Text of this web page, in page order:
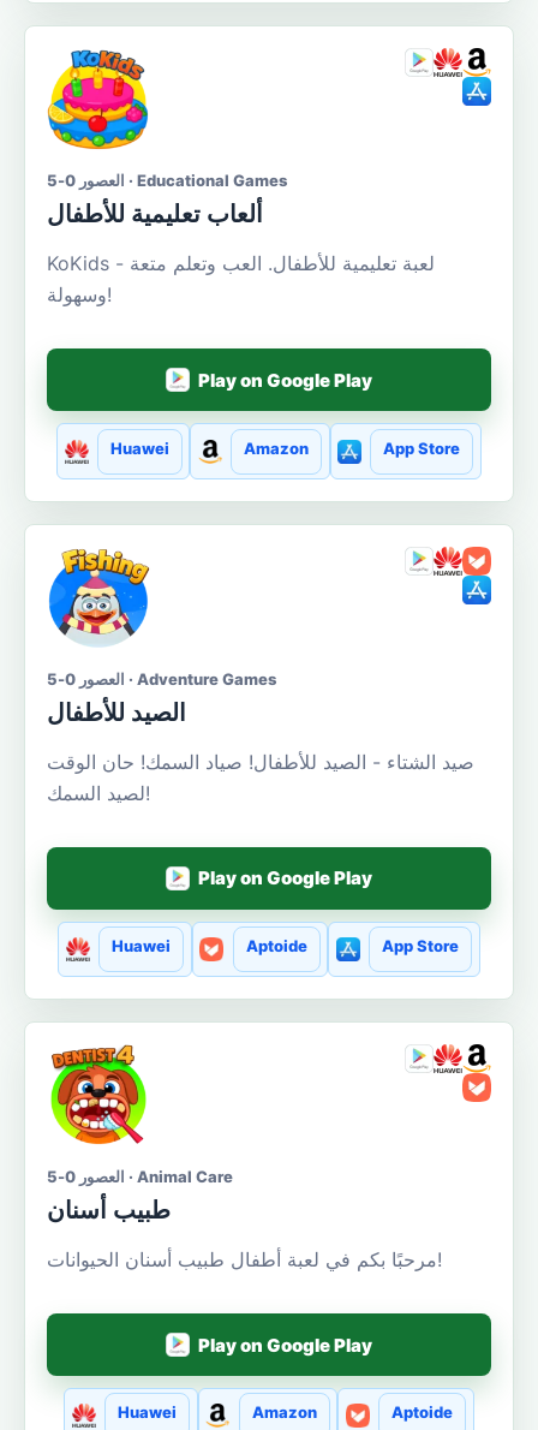
العصور 0-5 · Educational Games
ألعاب تعليمية للأطفال
KoKids - لعبة تعليمية للأطفال. العب وتعلم متعة
وسهولة!
Play on Google Play
Huawei Amazon App Store
العصور 0-5 · Adventure Games
الصيد للأطفال
صيد الشتاء - الصيد للأطفال! صياد السمك! حان الوقت
لصيد السمك!
Play on Google Play
Huawei Aptoide App Store
العصور 0-5 · Animal Care
طبيب أسنان
مرحبًا بكم في لعبة أطفال طبيب أسنان الحيوانات!
Play on Google Play
Huawei Amazon Aptoide